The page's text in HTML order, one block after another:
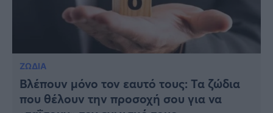
ΖΩΔΙΑ
Βλέπουν μόνο τον εαυτό τους: Τα ζώδια
που θέλουν την προσοχή σου για να